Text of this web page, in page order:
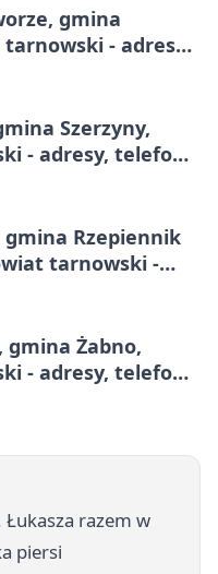
gmina
- adresy,
Szerzyny,
- adresy, telefony,
Rzepiennik
tarnowski -
Żabno,
- adresy, telefony,
Łukasza razem w
piersi